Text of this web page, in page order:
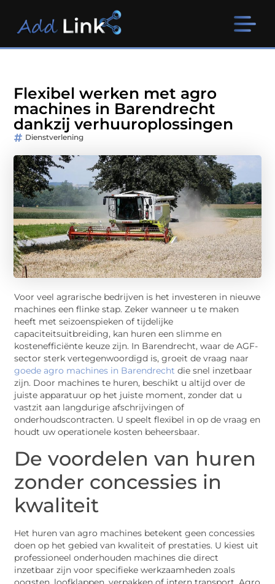
Flexibel werken met agro
machines in Barendrecht
dankzij verhuuroplossingen
Dienstverlening
Voor veel agrarische bedrijven is het investeren in nieuwe
machines een flinke stap. Zeker wanneer u te maken
heeft met seizoenspieken of tijdelijke
capaciteitsuitbreiding, kan huren een slimme en
kostenefficiënte keuze zijn. In Barendrecht, waar de AGF-
sector sterk vertegenwoordigd is, groeit de vraag naar
goede agro machines in Barendrecht die snel inzetbaar
zijn. Door machines te huren, beschikt u altijd over de
juiste apparatuur op het juiste moment, zonder dat u
vastzit aan langdurige afschrijvingen of
onderhoudscontracten. U speelt flexibel in op de vraag en
houdt uw operationele kosten beheersbaar.
De voordelen van huren
zonder concessies in
kwaliteit
Het huren van agro machines betekent geen concessies
doen op het gebied van kwaliteit of prestaties. U kiest uit
professioneel onderhouden machines die direct
inzetbaar zijn voor specifieke werkzaamheden zoals
oogsten, loofklappen, verpakken of intern transport. Agro